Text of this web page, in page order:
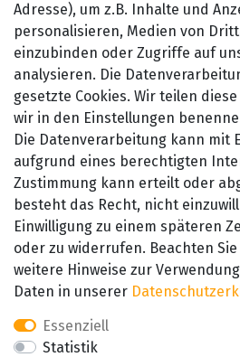
Eule mit Schneemann - 7 cm
Im Winter verbringt diese Eule fröhliche
Schneemann im kalten Schnee. Warm
frostige Luft und das leise Knirschen
Eule mit Weihnachtsbaum - 7 cm
Zur Weihnachtszeit schmückt diese
eine gemütliche, festliche Stimmung.
sie sich auf besinnliche Feiertage.
Zusätzliche Dekoration
Um ihre Sammlung zu
Dekorationen für die Mini Eulen
Adresse), um z.B. Inhalte und
personalisieren, Medien von
einzubinden oder Zugriffe auf
analysieren. Die
gesetzte Cookies. Wir teilen
wir in den Einstellungen
Die Datenverarbeitung kann mit
aufgrund eines berechtigten
Zustimmung kann erteilt oder
besteht das Recht, nicht
Einwilligung zu einem späteren
oder zu widerrufen. Beachten
weitere Hinweise zur
Daten in unserer
Essenziell
Statistik